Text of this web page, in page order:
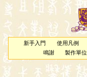
新手入門 使用凡例
鳴謝
製作單位